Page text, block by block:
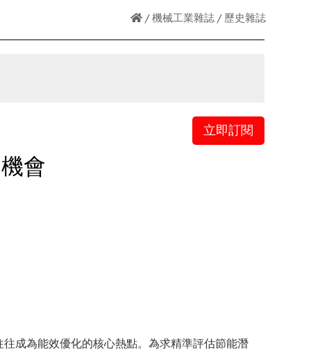
機械工業雜誌 歷史雜誌
立即訂閱
會
成為能效優化的核心熱點。為求精準評估節能潛